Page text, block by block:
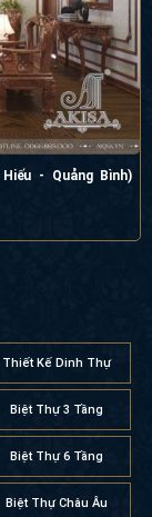
- Quảng Bình)
Thiết Kế Dinh Thự
Biệt Thự 3 Tầng
Biệt Thự 6 Tầng
Biệt Thự Châu Âu